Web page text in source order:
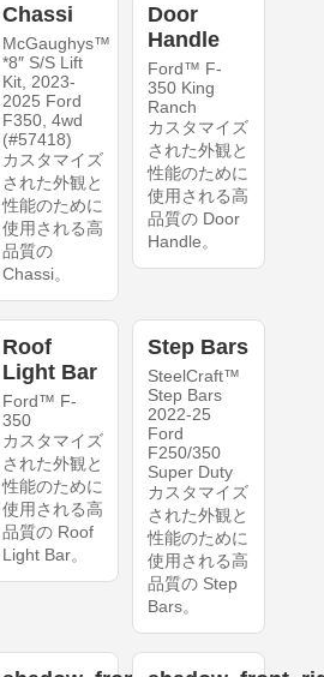
Chassi
McGaughys™
*8″ S/S Lift
Kit, 2023-
2025 Ford
F350, 4wd
(#57418)
カスタマイズ
された外観と
性能のために
使用される高
品質の
Chassi。
Door
Handle
Ford™ F-
350 King
Ranch
カスタマイズ
された外観と
性能のために
使用される高
品質の Door
Handle。
Roof
Light Bar
Ford™ F-
350
カスタマイズ
された外観と
性能のために
使用される高
品質の Roof
Light Bar。
Step Bars
SteelCraft™
Step Bars
2022-25
Ford
F250/350
Super Duty
カスタマイズ
された外観と
性能のために
使用される高
品質の Step
Bars。